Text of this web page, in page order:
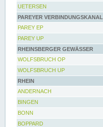
UETERSEN
PAREYER VERBINDUNGSKANAL
PAREY EP
PAREY UP
RHEINSBERGER GEWÄSSER
WOLFSBRUCH OP
WOLFSBRUCH UP
RHEIN
ANDERNACH
BINGEN
BONN
BOPPARD